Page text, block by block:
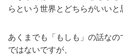
らという世界とどちらがいいと
あくまでも「もしも」の話な
ではないですが、